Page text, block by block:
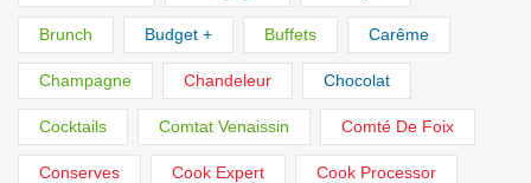
Brunch Budget + Buffets Carême
Champagne Chandeleur Chocolat
Cocktails Comtat Venaissin Comté De Foix
Conserves Cook Expert Cook Processor